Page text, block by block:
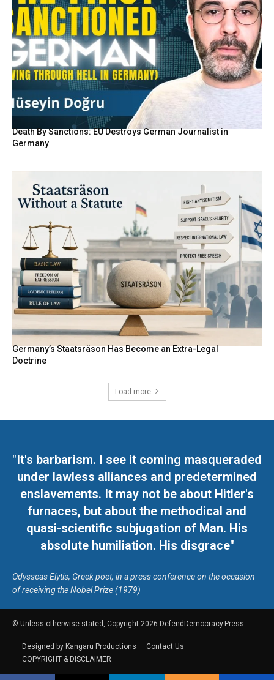
Death By Sanctions: EU Destroys German Journalist in
Germany
Germany’s Staatsräson Has Become an Extra-Legal
Doctrine
Load more
"It's barbarism. I see it coming masqueraded
under lawless alliances and predetermined
enslavements. It may not be about Hitler's
furnaces, but about the methodical and
quasi-scientific subjugation of Man. His
absolute humiliation. His disgrace"
Odysseas Elytis, Greek poet, in a press conference on the occasion
of receiving the Nobel Prize (1979)
© Unless otherwise stated, Copyright 2026 DefendDemocracy.Press
Designed by Kangaru Productions
Contact Us
COPYRIGHT & DISCLAIMER